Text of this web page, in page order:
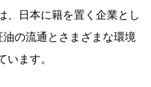
、日本に籍を置く企業とし
の流通とさまざまな環境
ます。